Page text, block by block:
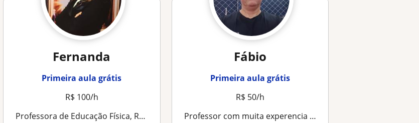
Fernanda
Primeira aula grátis
R$ 100/h
Professora de Educação Física, Recreadora internacional. Monitora em viagens de formatura
Fábio
Primeira aula grátis
R$ 50/h
Professor com muita experencia na aréa de atendimento personalizado